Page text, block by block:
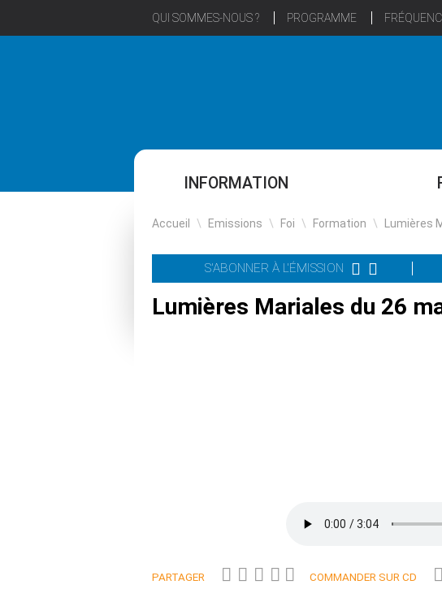
QUI SOMMES-NOUS ? PROGRAMME
INFORMATION
Accueil \ Emissions \ Foi \ Formation \ Lumières
S'ABONNER À L'ÉMISSION
Lumières Mariales du 26
PARTAGER COMMANDER SUR CD